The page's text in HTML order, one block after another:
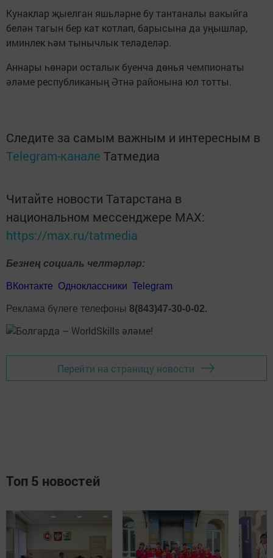
Кунаклар җыелган яшьләрне бу тантаналы вакыйга
белән тагын бер кат котлап, барысына да уңышлар,
иминлек һәм тынычлык теләделәр.
Аннары һөнәри осталык буенча дөнья чемпионаты
әләме республиканың Әтнә районына юл тотты.
Следите за самым важным и интересным в
Telegram-канале Татмедиа
Читайте новости Татарстана в
национальном мессенджере MАХ:
https://max.ru/tatmedia
Безнең социаль челтәрләр:
ВКонтакте Одноклассники Telegram
Реклама бүлеге телефоны 8(843)47-30-0-02.
Перейти на страницу новости
Топ 5 новостей